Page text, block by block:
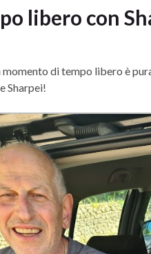
libero con
momento di tempo libero è
Sharpei!